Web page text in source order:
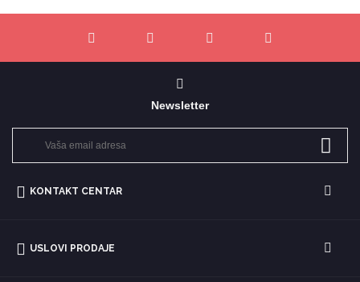
Newsletter
KONTAKT CENTAR
USLOVI PRODAJE